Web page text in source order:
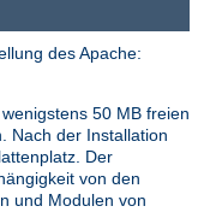
des Apache:
50 MB freien
Nach der Installation
Der
von den
und Modulen von